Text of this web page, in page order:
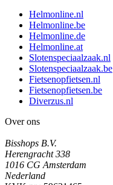
Helmonline.nl
Helmonline.be
Helmonline.de
Helmonline.at
Slotenspeciaalzaak.nl
Slotenspeciaalzaak.be
Fietsenopfietsen.nl
Fietsenopfietsen.be
Diverzus.nl
Over ons
Bisshops B.V.
Herengracht 338
1016 CG Amsterdam
Nederland